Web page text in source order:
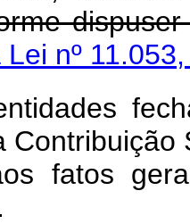
nº
fatos